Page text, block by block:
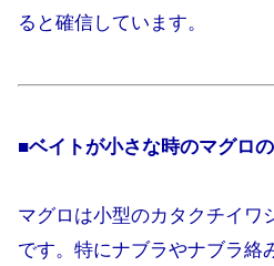
ると確信しています。
■ベイトが小さな時のマグロ
マグロは小型のカタクチイワ
です。特にナブラやナブラ絡